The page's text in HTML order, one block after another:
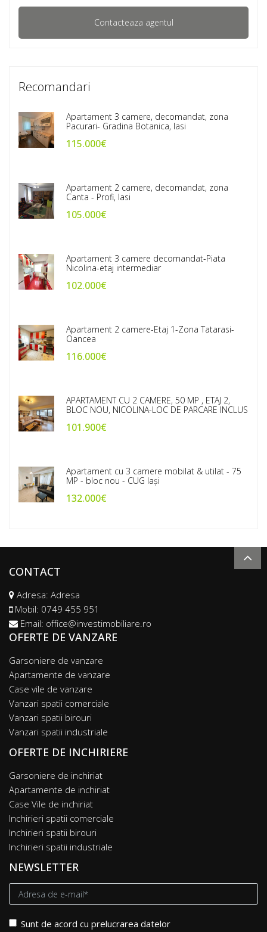
Recomandari
Apartament 3 camere, decomandat, zona
Pacurari- Gradina Botanica, Iasi
115.000€
Apartament 2 camere, decomandat, zona
Canta - Profi, Iasi
105.000€
Apartament 3 camere decomandat-Piata
Nicolina-etaj intermediar
102.000€
Apartament 2 camere-Etaj 1-Zona Tatarasi-
Oancea
116.000€
APARTAMENT CU 2 CAMERE, 50 MP , ETAJ 2,
BLOC NOU, NICOLINA-LOC DE PARCARE INCLUS
101.900€
Apartament cu 3 camere mobilat & utilat - 75
MP - bloc nou - CUG Iași
132.000€
CONTACT
Adresa: Adresa
Mobil: 0749 455 951
Email: office@investimobiliare.ro
OFERTE DE VANZARE
Garsoniere de vanzare
Apartamente de vanzare
Case vile de vanzare
Vanzari spatii comerciale
Vanzari spatii birouri
Vanzari spatii industriale
OFERTE DE INCHIRIERE
Garsoniere de inchiriat
Apartamente de inchiriat
Case Vile de inchiriat
Inchirieri spatii comerciale
Inchirieri spatii birouri
Inchirieri spatii industriale
NEWSLETTER
Sunt de acord cu prelucrarea datelor